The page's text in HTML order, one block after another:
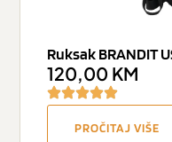
Ruksak BRANDIT
120,00 KM
PROČITAJ VIŠE